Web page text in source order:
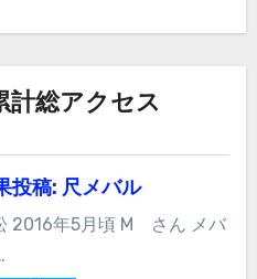
総アクセス
投稿: 尺メバル
2016年5月頃 M さん メバ